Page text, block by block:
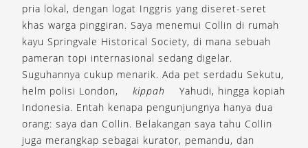
pria lokal, dengan logat Inggris yang diseret-seret
khas warga pinggiran. Saya menemui Collin di rumah
kayu Springvale Historical Society, di mana sebuah
pameran topi internasional sedang digelar.
Suguhannya cukup menarik. Ada pet serdadu Sekutu,
helm polisi London,
kippah
Yahudi, hingga kopiah
Indonesia. Entah kenapa pengunjungnya hanya dua
orang: saya dan Collin. Belakangan saya tahu Collin
juga merangkap sebagai kurator, pemandu, dan